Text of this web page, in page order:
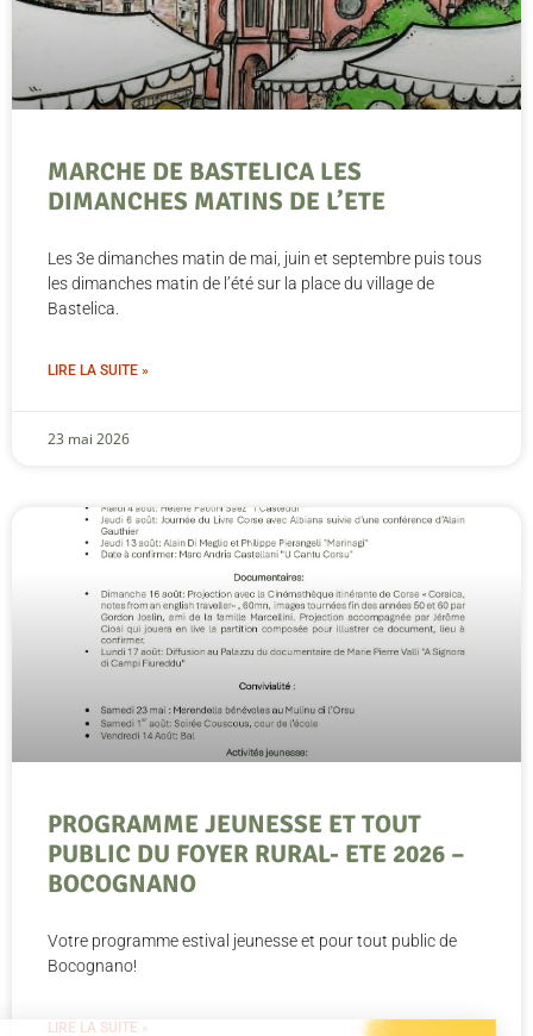
MARCHE DE BASTELICA LES
DIMANCHES MATINS DE L’ETE
Les 3e dimanches matin de mai, juin et septembre puis tous
les dimanches matin de l’été sur la place du village de
Bastelica.
LIRE LA SUITE »
23 mai 2026
PROGRAMME JEUNESSE ET TOUT
PUBLIC DU FOYER RURAL- ETE 2026 –
BOCOGNANO
Votre programme estival jeunesse et pour tout public de
Bocognano!
LIRE LA SUITE »